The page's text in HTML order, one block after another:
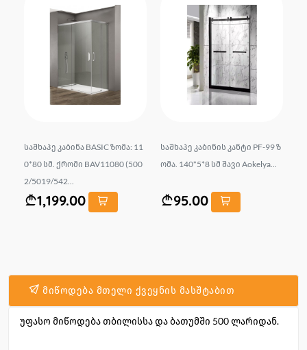
საშხაპე კაბინა BASIC ზომა: 11
0*80 სმ. ქრომი BAV11080 (500
2/5019/542...
1,199.00
საშხაპე კაბინის კანტი PF-99 ზ
ომა. 140*5*8 სმ შავი Aokelya...
95.00
მიწოდება მთელი ქვეყნის მასშტაბით
უფასო მიწოდება თბილისსა და ბათუმში 500 ლარიდან.